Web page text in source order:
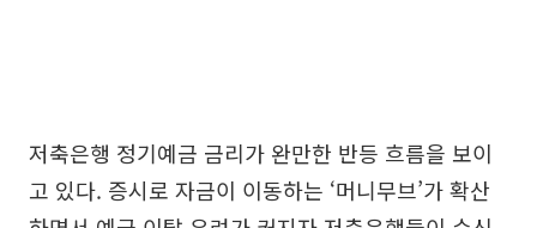
저축은행 정기예금 금리가 완만한 반등 흐름을 보이
고 있다. 증시로 자금이 이동하는 ‘머니무브’가 확산